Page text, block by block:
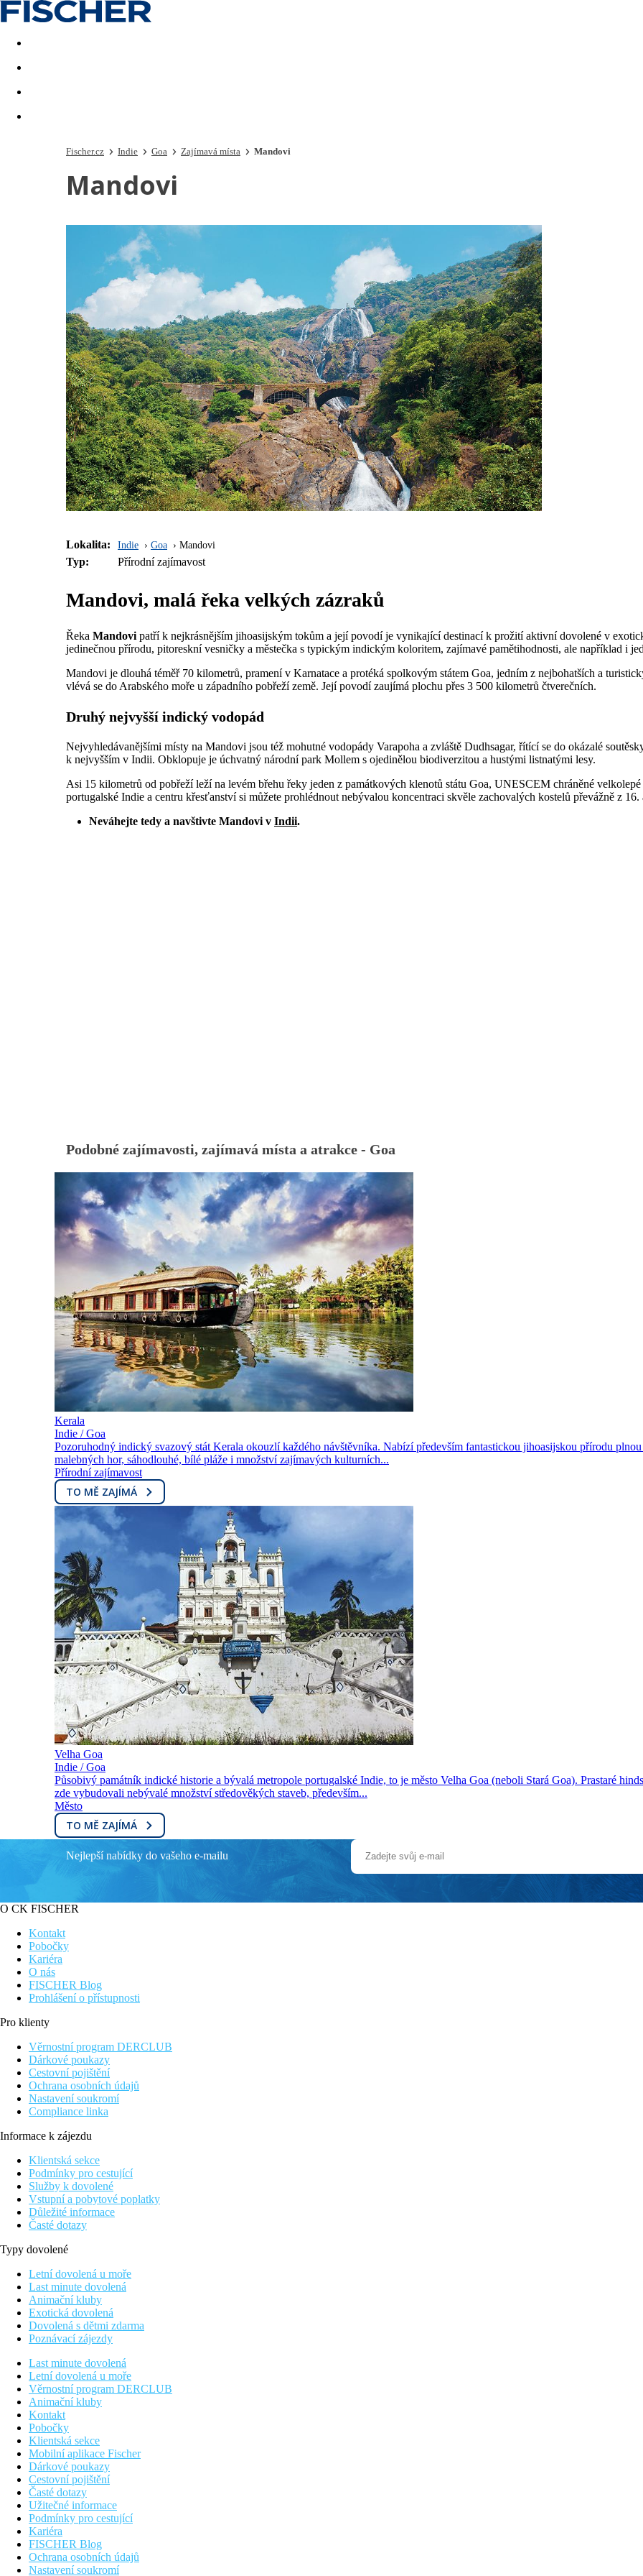
Akční nabídky Last minute
Fischer.cz Indie Goa Zajímavá místa Mandovi
Mandovi
Lokalita: Indie Goa Mandovi
Typ: Přírodní zajímavost
Mandovi, malá řeka velkých zázraků
Řeka Mandovi patří k nejkrásnějším jihoasijským tokům a její povodí je vynikající destinací k prožití aktivní dovolené v
jedinečnou přírodu, pitoreskní vesničky a městečka s typickým indickým koloritem, zajímavé pamětihodnosti, ale například i
Mandovi je dlouhá téměř 70 kilometrů, pramení v Karnatace a protéká spolkovým státem Goa, jedním z nejbohatších a
vlévá se do Arabského moře u západního pobřeží země. Její povodí zaujímá plochu přes 3 500 kilometrů čtverečních.
Druhý nejvyšší indický vodopád
Nejvyhledávanějšími místy na Mandovi jsou též mohutné vodopády Varapoha a zvláště Dudhsagar, řítící se do okázalé
k nejvyšším v Indii. Obklopuje je úchvatný národní park Mollem s ojedinělou biodiverzitou a hustými listnatými lesy.
Asi 15 kilometrů od pobřeží leží na levém břehu řeky jeden z památkových klenotů státu Goa, UNESCEM chráněné
portugalské Indie a centru křesťanství si můžete prohlédnout nebývalou koncentraci skvěle zachovalých kostelů převážně z 16.
Neváhejte tedy a navštivte Mandovi v Indii.
Podobné zajímavosti, zajímavá místa a atrakce - Goa
Kerala
Indie / Goa
Pozoruhodný indický svazový stát Kerala okouzlí každého návštěvníka. Nabízí především fantastickou jihoasijskou přírodu
malebných hor, sáhodlouhé, bílé pláže i množství zajímavých kulturních...
Přírodní zajímavost
TO MĚ ZAJÍMÁ
Velha Goa
Indie / Goa
Působivý památník indické historie a bývalá metropole portugalské Indie, to je město Velha Goa (neboli Stará Goa). Prastaré
zde vybudovali nebývalé množství středověkých staveb, především...
Město
TO MĚ ZAJÍMÁ
Nejlepší nabídky do vašeho e-mailu
O CK FISCHER
Kontakt
Pobočky
Kariéra
O nás
FISCHER Blog
Prohlášení o přístupnosti
Pro klienty
Věrnostní program DERCLUB
Dárkové poukazy
Cestovní pojištění
Ochrana osobních údajů
Nastavení soukromí
Compliance linka
Informace k zájezdu
Klientská sekce
Podmínky pro cestující
Služby k dovolené
Vstupní a pobytové poplatky
Důležité informace
Časté dotazy
Typy dovolené
Letní dovolená u moře
Last minute dovolená
Animační kluby
Exotická dovolená
Dovolená s dětmi zdarma
Poznávací zájezdy
Last minute dovolená
Letní dovolená u moře
Věrnostní program DERCLUB
Animační kluby
Kontakt
Pobočky
Klientská sekce
Mobilní aplikace Fischer
Dárkové poukazy
Cestovní pojištění
Časté dotazy
Užitečné informace
Podmínky pro cestující
Kariéra
FISCHER Blog
Ochrana osobních údajů
Nastavení soukromí